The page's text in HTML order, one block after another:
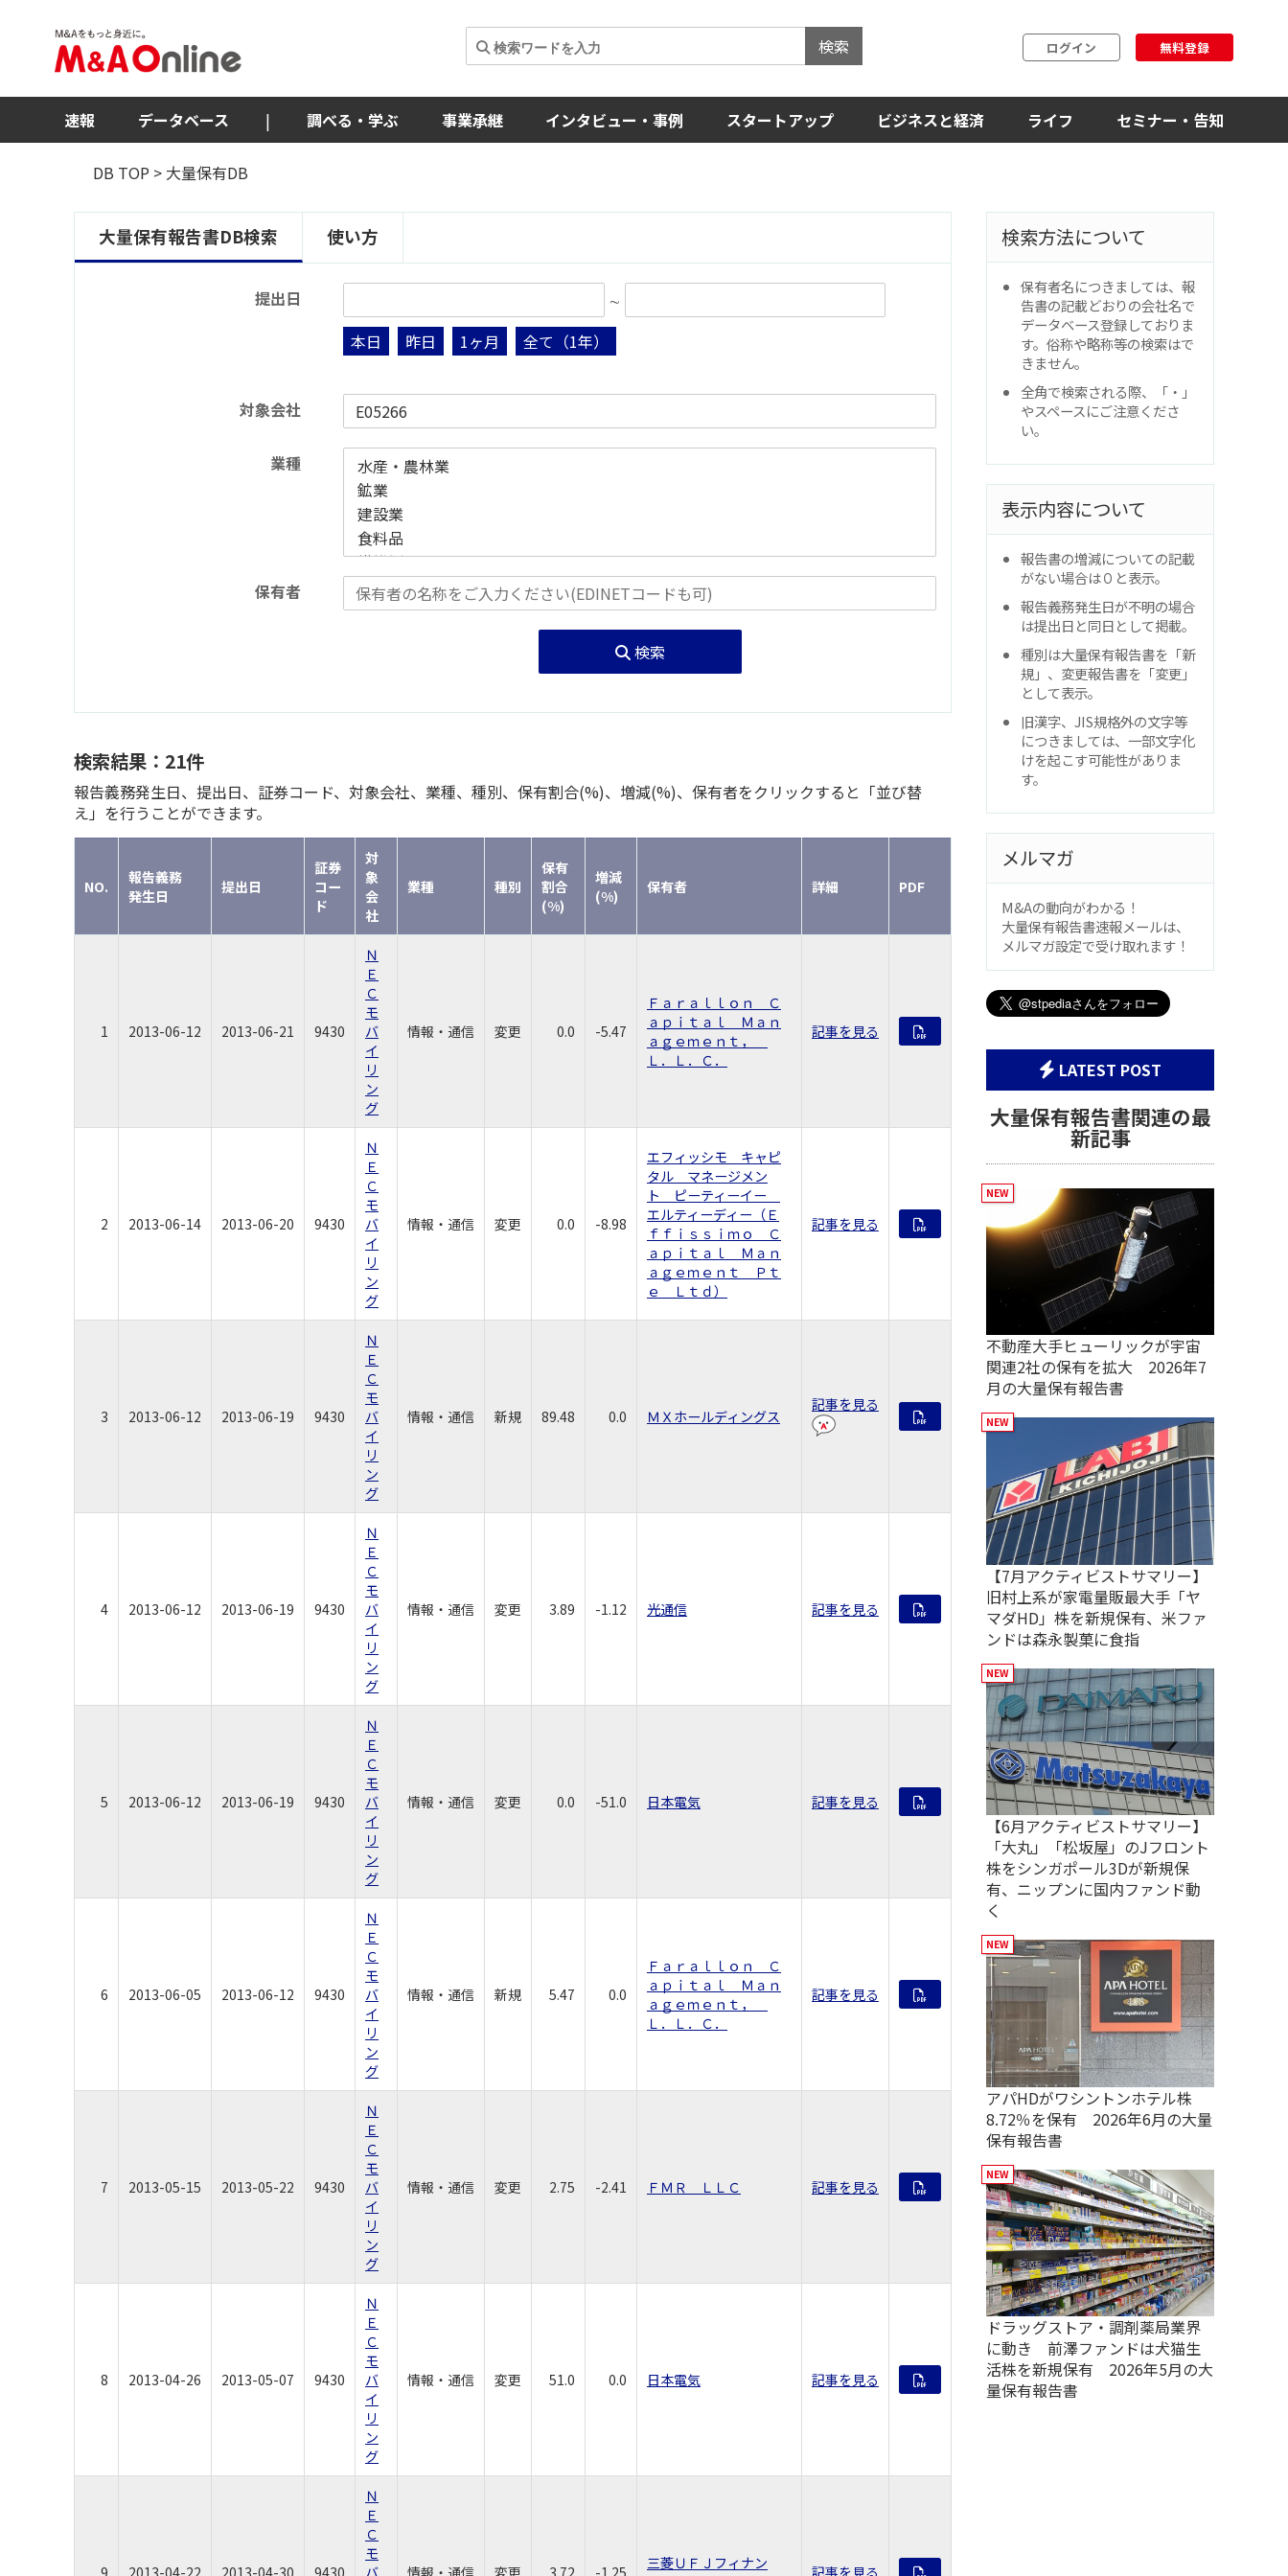
検索 ログイン 無料登録
速報 データベース | 調べる・学ぶ 事業承継 インタビュー・事例 スタートアップ ビジネスと経済 ライフ セミナー・告知
DB TOP > 大量保有DB
大量保有報告書DB検索 使い方
提出日
∼
本日
昨日 1ヶ月 全て（1年）
対象会社
業種
保有者
検索
検索結果：21件
報告義務発生日、提出日、証券コード、対象会社、業種、種別、保有割合(%)、増減(%)、保有者をクリックすると「並び替
え」を行うことができます。
NO.
報告義務
発生日
提出日
証券
コー
ド
対
象
会
社
業種 種別
保有
割合
(%)
増減
(%)
保有者 詳細 PDF
1 2013-06-12 2013-06-21 9430
Ｎ
Ｅ
Ｃ
モ
バ
イ
リ
ン
グ
情報・通信 変更 0.0 -5.47
Ｆａｒａｌｌｏｎ Ｃ
ａｐｉｔａｌ Ｍａｎ
ａｇｅｍｅｎｔ，
Ｌ．Ｌ．Ｃ．
記事を見る
2 2013-06-14 2013-06-20 9430
Ｎ
Ｅ
Ｃ
モ
バ
イ
リ
ン
グ
情報・通信 変更 0.0 -8.98
エフィッシモ キャピ
タル マネージメン
ト ピーティーイー
エルティーディー（Ｅ
ｆｆｉｓｓｉｍｏ Ｃ
ａｐｉｔａｌ Ｍａｎ
ａｇｅｍｅｎｔ Ｐｔ
ｅ Ｌｔｄ）
記事を見る
3 2013-06-12 2013-06-19 9430
Ｎ
Ｅ
Ｃ
モ
バ
イ
リ
ン
グ
情報・通信 新規 89.48 0.0 ＭＸホールディングス
記事を見る
4 2013-06-12 2013-06-19 9430
Ｎ
Ｅ
Ｃ
モ
バ
イ
リ
ン
グ
情報・通信 変更 3.89 -1.12 光通信 記事を見る
5 2013-06-12 2013-06-19 9430
Ｎ
Ｅ
Ｃ
モ
バ
イ
リ
ン
グ
情報・通信 変更 0.0 -51.0 日本電気 記事を見る
6 2013-06-05 2013-06-12 9430
Ｎ
Ｅ
Ｃ
モ
バ
イ
リ
ン
グ
情報・通信 新規 5.47 0.0
Ｆａｒａｌｌｏｎ Ｃ
ａｐｉｔａｌ Ｍａｎ
ａｇｅｍｅｎｔ，
Ｌ．Ｌ．Ｃ．
記事を見る
7 2013-05-15 2013-05-22 9430
Ｎ
Ｅ
Ｃ
モ
バ
イ
リ
ン
グ
情報・通信 変更 2.75 -2.41 ＦＭＲ ＬＬＣ 記事を見る
8 2013-04-26 2013-05-07 9430
Ｎ
Ｅ
Ｃ
モ
バ
イ
リ
ン
グ
情報・通信 変更 51.0 0.0 日本電気 記事を見る
9 2013-04-22 2013-04-30 9430
Ｎ
Ｅ
Ｃ
モ
バ
情報・通信 変更 3.72 -1.25
三菱ＵＦＪフィナン
記事を見る
検索方法について
保有者名につきましては、報
告書の記載どおりの会社名で
データベース登録しておりま
す。俗称や略称等の検索はで
きません。
全角で検索される際、「・」
やスペースにご注意くださ
い。
表示内容について
報告書の増減についての記載
がない場合は０と表示。
報告義務発生日が不明の場合
は提出日と同日として掲載。
種別は大量保有報告書を「新
規」、変更報告書を「変更」
として表示。
旧漢字、JIS規格外の文字等
につきましては、一部文字化
けを起こす可能性がありま
す。
メルマガ
M&Aの動向がわかる！
大量保有報告書速報メールは、
メルマガ設定で受け取れます！
LATEST POST
大量保有報告書関連の最
新記事
不動産大手ヒューリックが宇宙
関連2社の保有を拡大 2026年7
月の大量保有報告書
【7月アクティビストサマリー】
旧村上系が家電量販最大手「ヤ
マダHD」株を新規保有、米ファ
ンドは森永製菓に食指
【6月アクティビストサマリー】
「大丸」「松坂屋」のJフロント
株をシンガポール3Dが新規保
有、ニップンに国内ファンド動
く
アパHDがワシントンホテル株
8.72％を保有 2026年6月の大量
保有報告書
ドラッグストア・調剤薬局業界
に動き 前澤ファンドは犬猫生
活株を新規保有 2026年5月の大
量保有報告書